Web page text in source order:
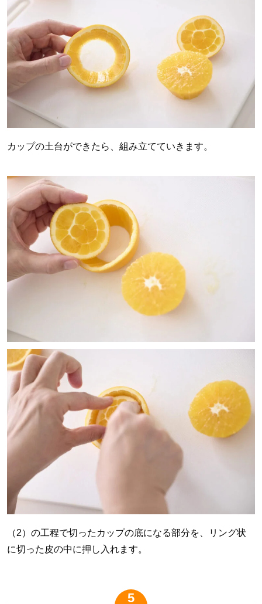
カップの土台ができたら、組み立てていきます。
（2）の工程で切ったカップの底になる部分を、リング状
に切った皮の中に押し入れます。